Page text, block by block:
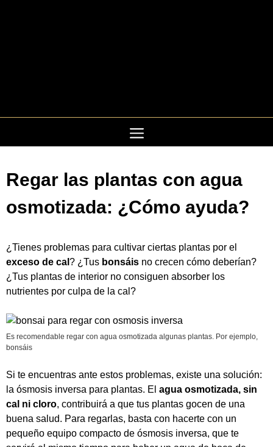
Regar las plantas con agua
osmotizada: ¿Cómo ayuda?
¿Tienes problemas para cultivar ciertas plantas por el
exceso de cal ? ¿Tus bonsáis no crecen cómo deberían?
¿Tus plantas de interior no consiguen absorber los
nutrientes por culpa de la cal?
Es recomendable regar con agua osmotizada algunas plantas. Por ejemplo,
bonsáis
Si te encuentras ante estos problemas, existe una solución:
la ósmosis inversa para plantas. El agua osmotizada, sin
cal ni cloro, contribuirá a que tus plantas gocen de una
buena salud. Para regarlas, basta con hacerte con un
pequeño equipo compacto de ósmosis inversa, que te